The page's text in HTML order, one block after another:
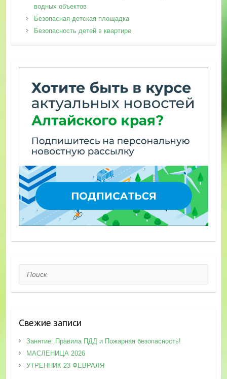
водных объектов
Безопасная детская площадка
Безопасность детей в квартире
Поиск
Свежие записи
Занятие: Правила ПДД и Пожарная безопасность!
МАСЛЕНИЦА 2026
УТРЕННИК 23 ФЕВРАЛЯ